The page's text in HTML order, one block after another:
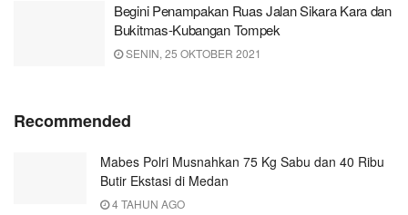
Begini Penampakan Ruas Jalan Sikara Kara dan
Bukitmas-Kubangan Tompek
SENIN, 25 OKTOBER 2021
Recommended
Mabes Polri Musnahkan 75 Kg Sabu dan 40 Ribu
Butir Ekstasi di Medan
4 TAHUN AGO